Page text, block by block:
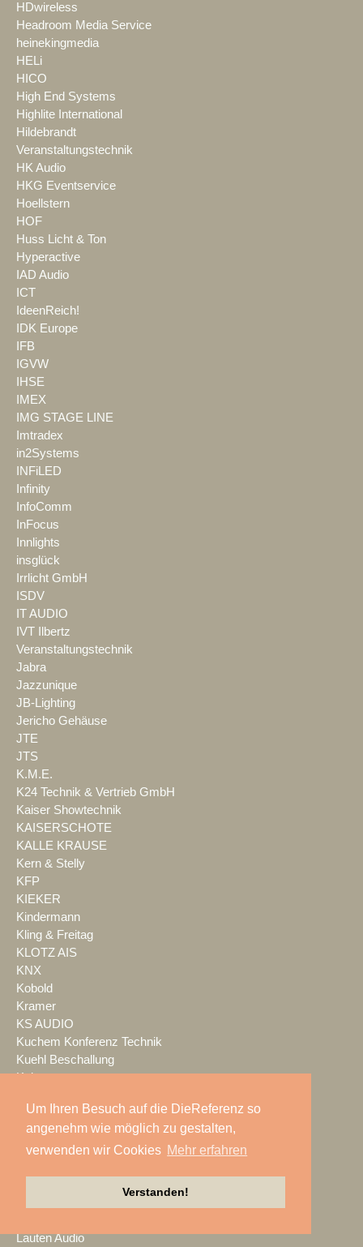
Um Ihren Besuch auf die DieReferenz so
angenehm wie möglich zu gestalten,
verwenden wir Cookies Mehr erfahren
Verstanden!
HDwireless
Headroom Media Service
heinekingmedia
HELi
HICO
High End Systems
Highlite International
Hildebrandt
Veranstaltungstechnik
HK Audio
HKG Eventservice
Hoellstern
HOF
Huss Licht & Ton
Hyperactive
IAD Audio
ICT
IdeenReich!
IDK Europe
IFB
IGVW
IHSE
IMEX
IMG STAGE LINE
Imtradex
in2Systems
INFiLED
Infinity
InfoComm
InFocus
Innlights
insglück
Irrlicht GmbH
ISDV
IT AUDIO
IVT Ilbertz
Veranstaltungstechnik
Jabra
Jazzunique
JB-Lighting
Jericho Gehäuse
JTE
JTS
K.M.E.
K24 Technik & Vertrieb GmbH
Kaiser Showtechnik
KAISERSCHOTE
KALLE KRAUSE
Kern & Stelly
KFP
KIEKER
Kindermann
Kling & Freitag
KLOTZ AIS
KNX
Kobold
Kramer
KS AUDIO
Kuchem Konferenz Technik
Kuehl Beschallung
Kultour
L-Acoustics
Laauser & Vohl
Lambda Labs
Lauten Audio